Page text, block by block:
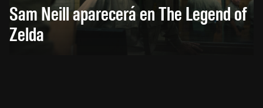
Sam Neill aparecerá en The Legend of
Zelda